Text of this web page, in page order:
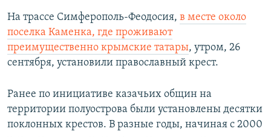
На трассе Симферополь-Феодосия, в месте около
поселка Каменка, где проживают
преимущественно крымские татары, утром, 26
сентября, установили православный крест.
Ранее по инициативе казачьих общин на
территории полуострова были установлены десятки
поклонных крестов. В разные годы, начиная с 2000